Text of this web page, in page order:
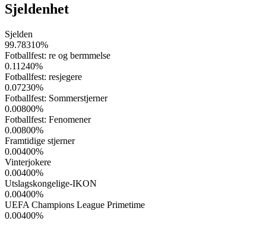
Sjeldenhet
Sjelden
99.78310%
Fotballfest: re og bermmelse
0.11240%
Fotballfest: resjegere
0.07230%
Fotballfest: Sommerstjerner
0.00800%
Fotballfest: Fenomener
0.00800%
Framtidige stjerner
0.00400%
Vinterjokere
0.00400%
Utslagskongelige-IKON
0.00400%
UEFA Champions League Primetime
0.00400%